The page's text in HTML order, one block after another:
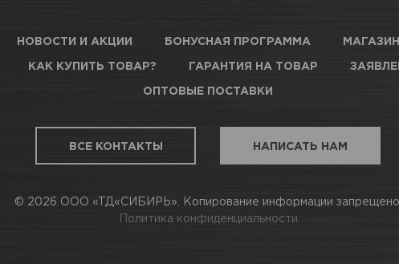
47 к3
Новосибирск, Немировича-
Достаточно Новосибирск, Станционная, 16/
Нет в наличии Новосибирск, Даргомыжского,
НОВОСТИ И АКЦИИ БОНУСНАЯ ПРОГРАММА
КАК КУПИТЬ ТОВАР? ГАРАНТИЯ НА ТОВАР
ОПТОВЫЕ ПОСТАВКИ
ВСЕ КОНТАКТЫ НАПИСАТЬ НАМ
© 2026 ООО «ТД«СИБИРЬ». Копирование информации запрещено.
Политика конфиденциальности